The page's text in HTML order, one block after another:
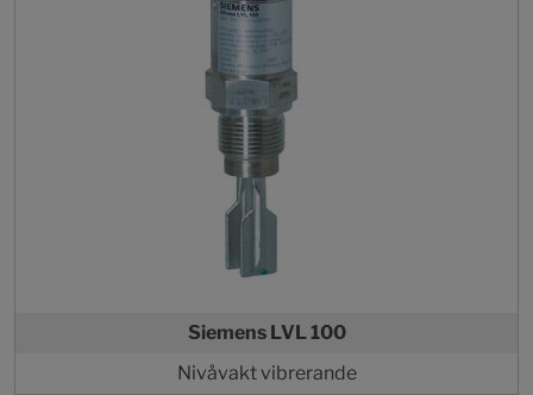
Siemens LVL 100
Nivåvakt vibrerande